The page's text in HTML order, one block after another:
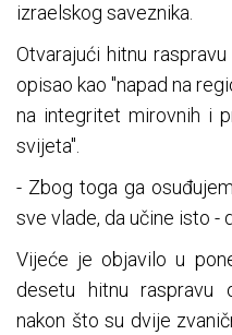
izraelskog saveznika.
Otvarajući hitnu
opisao kao "napad na
na integritet mirovnih i
svijeta".
- Zbog toga ga
sve vlade, da učine isto -
Vijeće je objavilo u
desetu hitnu raspravu
nakon što su dvije